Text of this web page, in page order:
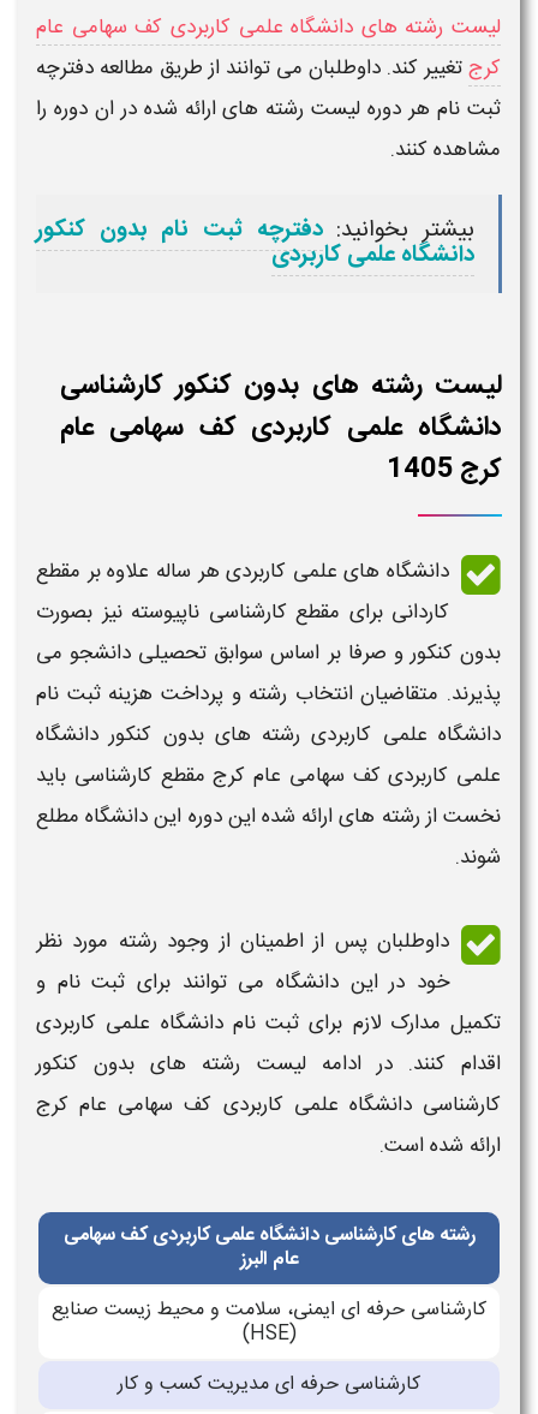
لیست رشته های دانشگاه علمی کاربردی کف سهامی عام
کرجتغییر کند. داوطلبان می توانند از طریق مطالعه دفترچه
ثبت نام هر دوره لیست رشته های ارائه شده در ان دوره را
مشاهده کنند.
بیشتر بخوانید: دفترچه ثبت نام بدون کنکور
دانشگاه علمی کاربردی
لیست رشته های بدون کنکور کارشناسی
دانشگاه علمی کاربردی کف سهامی عام
کرج 1405
دانشگاه های علمی کاربردی هر ساله علاوه بر مقطع
کاردانیبرای مقطع کارشناسی ناپیوسته نیز بصورت
بدون کنکور و صرفا بر اساس سوابق تحصیلی دانشجو می
پذیرند. متقاضیان انتخاب رشته و پرداخت هزینه ثبت نام
دانشگاه علمی کاربردی رشته های بدون کنکور دانشگاه
علمی کاربردی کف سهامی عام کرج مقطع کارشناسی باید
نخست از رشته های ارائه شده این دوره این دانشگاه مطلع
شوند.
داوطلبان پس از اطمینان از وجود رشته مورد نظر
خود در این دانشگاه می توانند برای ثبت نام و
تکمیل مدارک لازم برای ثبت نام دانشگاه علمی کاربردی
اقدام کنند. در ادامهلیست رشته های بدون کنکور
کارشناسی دانشگاه علمی کاربردی کف سهامی عام کرج
ارائه شده است.
رشته های کارشناسی دانشگاه علمی کاربردی کف سهامی
عام البرز
کارشناسی حرفه ای ایمنی، سلامت و محیط زیست صنایع
(HSE)
کارشناسی حرفه ای مدیریت کسب و کار